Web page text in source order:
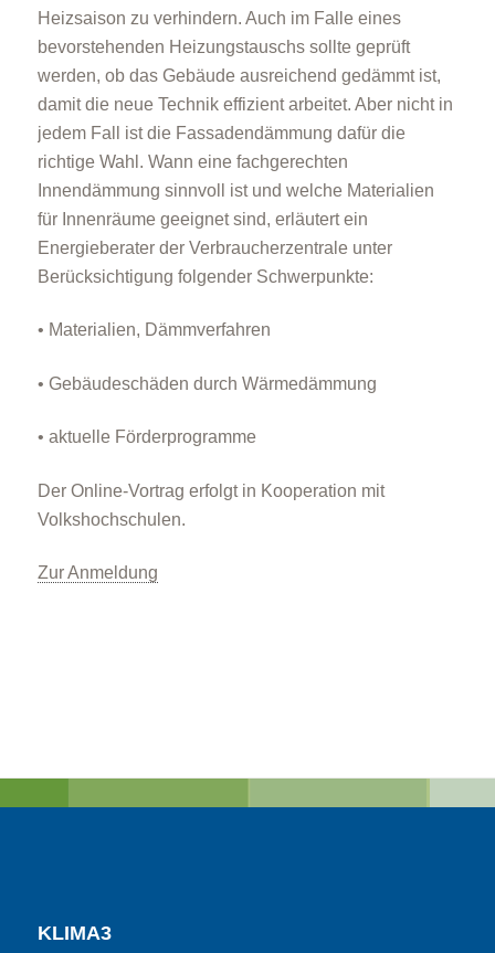
Heizsaison zu verhindern. Auch im Falle eines
bevorstehenden Heizungstauschs sollte geprüft
werden, ob das Gebäude ausreichend gedämmt ist,
damit die neue Technik effizient arbeitet. Aber nicht in
jedem Fall ist die Fassadendämmung dafür die
richtige Wahl. Wann eine fachgerechten
Innendämmung sinnvoll ist und welche Materialien
für Innenräume geeignet sind, erläutert ein
Energieberater der Verbraucherzentrale unter
Berücksichtigung folgender Schwerpunkte:
• Materialien, Dämmverfahren
• Gebäudeschäden durch Wärmedämmung
• aktuelle Förderprogramme
Der Online-Vortrag erfolgt in Kooperation mit
Volkshochschulen.
Zur Anmeldung
KLIMA3